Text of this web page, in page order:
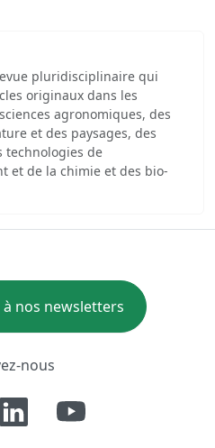
pluridisciplinaire qui
originaux dans les
agronomiques, des
et des paysages, des
technologies de
et de la chimie et des bio-
nos newsletters
nous